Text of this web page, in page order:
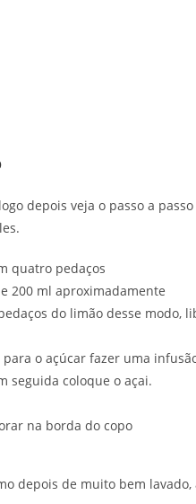
depois veja o passo a
quatro pedaços
200 ml aproximadamente
do limão desse modo,
o açúcar fazer uma
seguida coloque o açai.
na borda do copo
depois de muito bem